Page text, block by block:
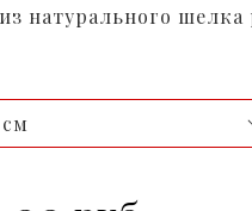
натурального шелка